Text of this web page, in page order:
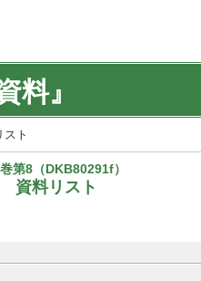
料』
ト
第8（DKB80291f）
資料リスト